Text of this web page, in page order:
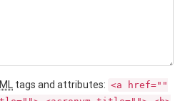
tags and attributes: <a href=""